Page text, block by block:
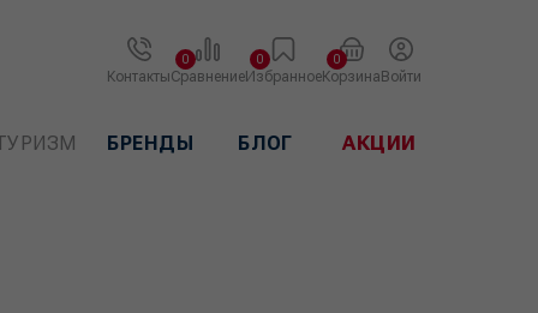
КонтактыСравнение
0
Избранное
0
Корзина
0
Войти
БРЕНДЫ БЛОГ АКЦИИ